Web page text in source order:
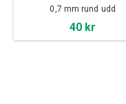
0,7 mm rund udd
40 kr